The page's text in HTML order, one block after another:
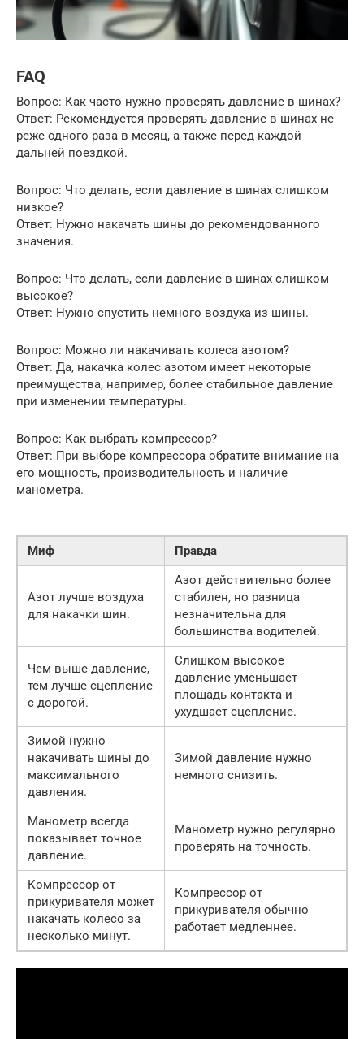
FAQ
Вопрос: Как часто нужно проверять давление в шинах?
Ответ: Рекомендуется проверять давление в шинах не
реже одного раза в месяц, а также перед каждой
дальней поездкой.
Вопрос: Что делать, если давление в шинах слишком
низкое?
Ответ: Нужно накачать шины до рекомендованного
значения.
Вопрос: Что делать, если давление в шинах слишком
высокое?
Ответ: Нужно спустить немного воздуха из шины.
Вопрос: Можно ли накачивать колеса азотом?
Ответ: Да, накачка колес азотом имеет некоторые
преимущества, например, более стабильное давление
при изменении температуры.
Вопрос: Как выбрать компрессор?
Ответ: При выборе компрессора обратите внимание на
его мощность, производительность и наличие
манометра.
Миф Правда
Азот лучше воздуха
для накачки шин.
Азот действительно более
стабилен, но разница
незначительна для
большинства водителей.
Чем выше давление,
тем лучше сцепление
с дорогой.
Слишком высокое
давление уменьшает
площадь контакта и
ухудшает сцепление.
Зимой нужно
накачивать шины до
максимального
давления.
Зимой давление нужно
немного снизить.
Манометр всегда
показывает точное
давление.
Манометр нужно регулярно
проверять на точность.
Компрессор от
прикуривателя может
накачать колесо за
несколько минут.
Компрессор от
прикуривателя обычно
работает медленнее.